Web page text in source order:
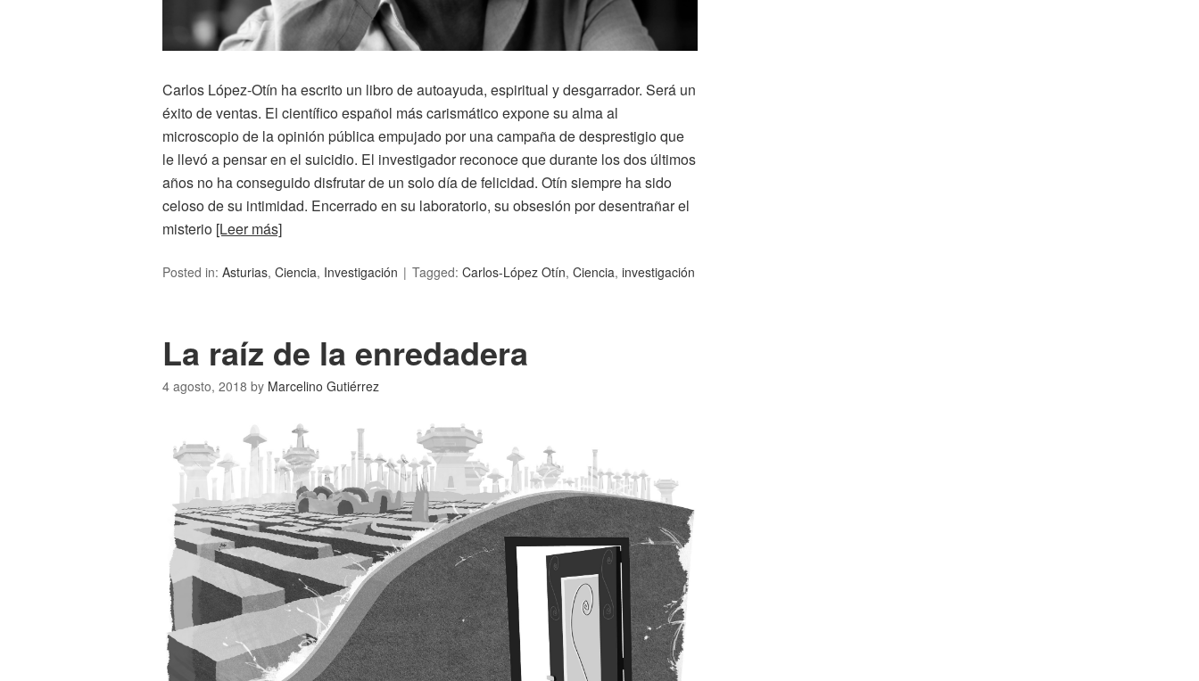
Carlos López-Otín ha escrito un libro de autoayuda, espiritual y desgarrador. Será un
éxito de ventas. El científico español más carismático expone su alma al
microscopio de la opinión pública empujado por una campaña de desprestigio que
le llevó a pensar en el suicidio. El investigador reconoce que durante los dos últimos
años no ha conseguido disfrutar de un solo día de felicidad. Otín siempre ha sido
celoso de su intimidad. Encerrado en su laboratorio, su obsesión por desentrañar el
misterio [Leer más]
Posted in: Asturias, Ciencia, Investigación Tagged: Carlos-López Otín, Ciencia, investigación
La raíz de la enredadera
4 agosto, 2018 by Marcelino Gutiérrez